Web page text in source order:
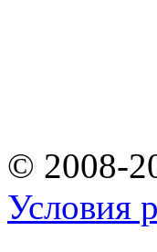
© 2008-
Условия